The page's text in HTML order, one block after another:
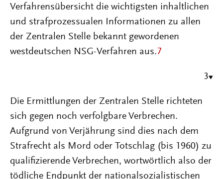
Verfahrensübersicht die wichtigsten inhaltlichen
und strafprozessualen Informationen zu allen
der Zentralen Stelle bekannt gewordenen
westdeutschen NSG-Verfahren aus.7
3
Die Ermittlungen der Zentralen Stelle richteten
sich gegen noch verfolgbare Verbrechen.
Aufgrund von Verjährung sind dies nach dem
Strafrecht als Mord oder Totschlag (bis 1960) zu
qualifizierende Verbrechen, wortwörtlich also der
tödliche Endpunkt der nationalsozialistischen